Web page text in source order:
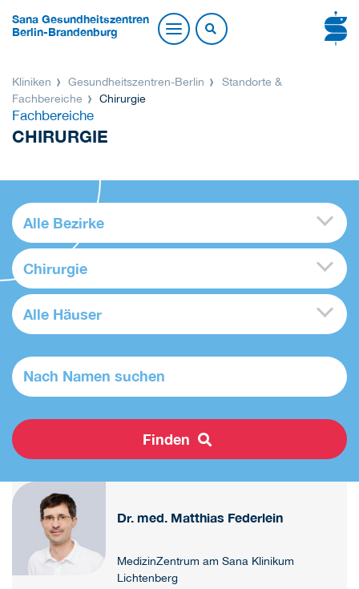
Sana Gesundheitszentren
Berlin-Brandenburg
Kliniken Gesundheitszentren-Berlin
Standorte &
Fachbereiche
Chirurgie
Fachbereiche
CHIRURGIE
Alle Bezirke
Chirurgie
Alle Häuser
Finden
Dr. med. Matthias Federlein
MedizinZentrum am Sana Klinikum
Lichtenberg